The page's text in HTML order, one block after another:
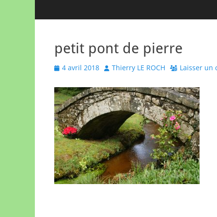
petit pont de pierre
Posted
4 avril 2018 Author
Thierry LE ROCH Laisser un